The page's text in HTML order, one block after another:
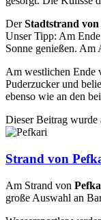
DerStadtstrand
Unser Tipp: Am
Sonne genießen. Am
Am westlichen Ende
Puderzucker und
ebenso wie an den
Dieser Beitrag wurde
Strand von
Am Strand von
große Auswahl an